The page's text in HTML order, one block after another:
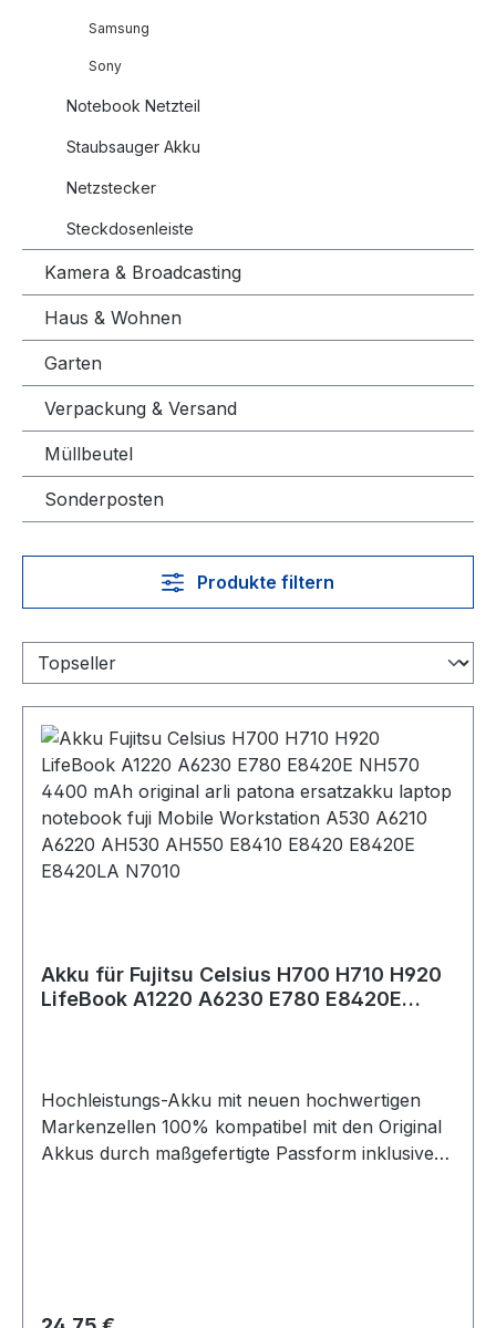
Samsung
Sony
Notebook Netzteil
Staubsauger Akku
Netzstecker
Steckdosenleiste
Kamera & Broadcasting
Haus & Wohnen
Garten
Verpackung & Versand
Müllbeutel
Sonderposten
Produkte filtern
Akku für Fujitsu Celsius H700 H710 H920
LifeBook A1220 A6230 E780 E8420E
Hochleistungs-Akku mit neuen hochwertigen
Markenzellen 100% kompatibel mit den Original
Akkus durch maßgefertigte Passform inklusive
originalen Akku - Ohne Memoryeffekt - Hohe